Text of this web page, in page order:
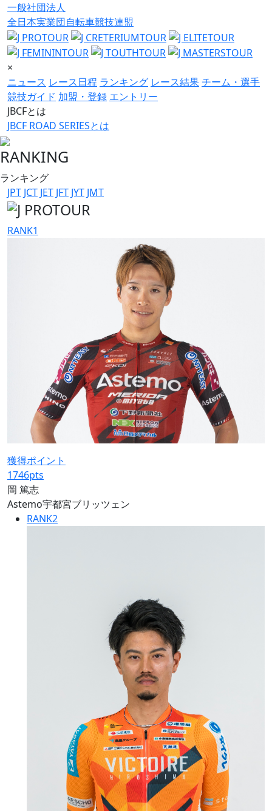
一般社団法人
全日本実業団自転車競技連盟
×
ニュース レース日程 ランキング レース結果チーム・選手
競技ガイド 加盟・登録 エントリー
JBCFとは
JBCF ROAD SERIESとは
RANKING
ランキング
JPT JCT JET JFT JYT JMT
RANK1
獲得ポイント
1746pts
岡 篤志
Astemo宇都宮ブリッツェン
RANK2